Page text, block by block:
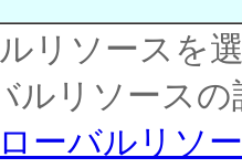
リソースを
ルリソース
ーバルリソ